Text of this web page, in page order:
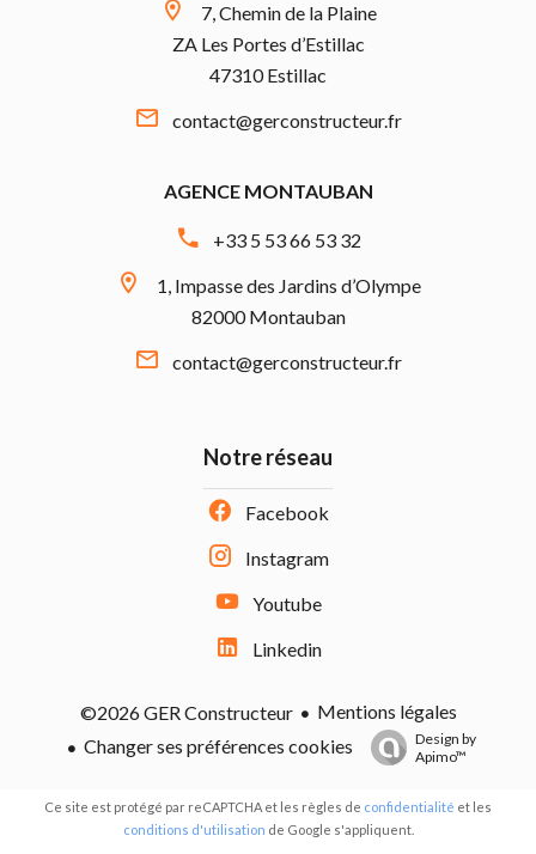
7, Chemin de la Plaine
ZA Les Portes d’Estillac
47310 Estillac
contact@gerconstructeur.fr
AGENCE MONTAUBAN
+33 5 53 66 53 32
1, Impasse des Jardins d’Olympe
82000 Montauban
contact@gerconstructeur.fr
Notre réseau
Facebook
Instagram
Youtube
Linkedin
©2026 GER Constructeur
Mentions légales
Changer ses préférences cookies
Design by
Apimo™
Ce site est protégé par reCAPTCHA et les règles de confidentialité et les
conditions d'utilisation de Google s'appliquent.